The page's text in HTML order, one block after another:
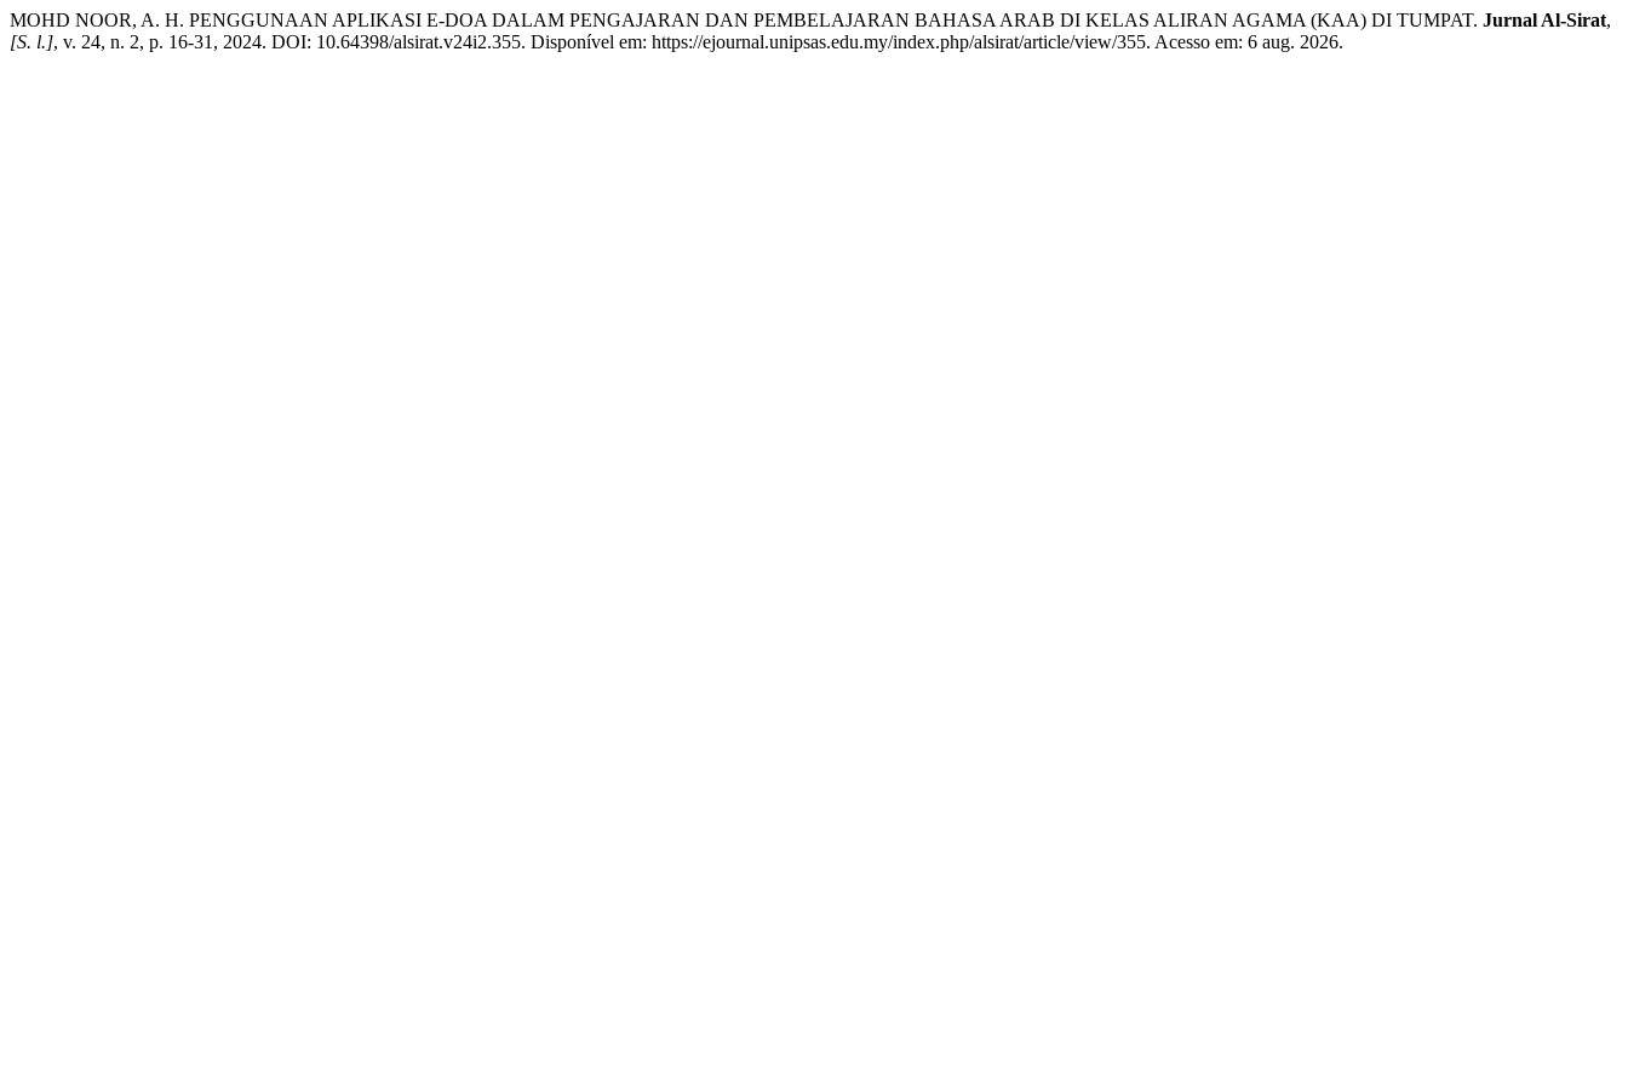
MOHD NOOR, A. H. PENGGUNAAN APLIKASI E-DOA DALAM PENGAJARAN DAN PEMBELAJARAN BAHASA ARAB DI KELAS ALIRAN AGAMA (KAA) DI TUMPAT. Jurnal Al-Sirat,
[S. l.], v. 24, n. 2, p. 16-31, 2024. DOI: 10.64398/alsirat.v24i2.355. Disponível em: https://ejournal.unipsas.edu.my/index.php/alsirat/article/view/355. Acesso em: 6 aug. 2026.